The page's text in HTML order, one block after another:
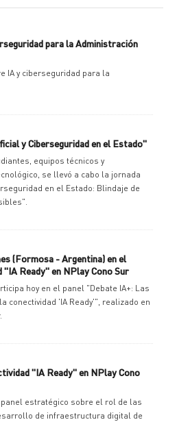
para la Administración
IA y ciberseguridad para la
y Ciberseguridad en el Estado"
equipos técnicos y
se llevó a cabo la jornada
en el Estado: Blindaje de
(Formosa - Argentina) en el
Ready" en NPlay Cono Sur
hoy en el panel "Debate IA+: Las
conectividad 'IA Ready'", realizado en
"IA Ready" en NPlay Cono
estratégico sobre el rol de las
de infraestructura digital de